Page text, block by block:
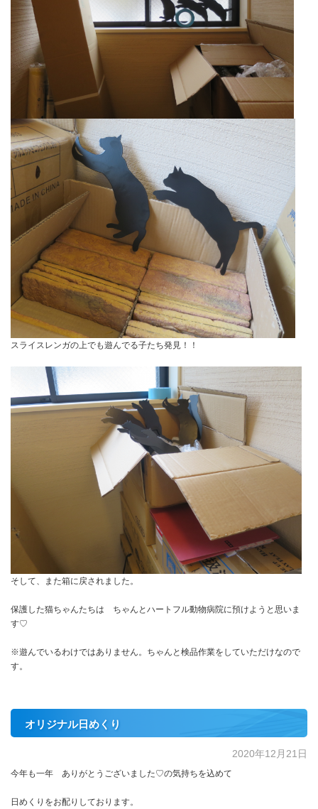
スライスレンガの上でも遊んでる子たち発見！！
そして、また箱に戻されました。
保護した猫ちゃんたちは ちゃんとハートフル動物病院に預けようと思いま
す♡
※遊んでいるわけではありません。ちゃんと検品作業をしていただけなので
す。
オリジナル日めくり
2020年12月21日
今年も一年 ありがとうございました♡の気持ちを込めて
日めくりをお配りしております。